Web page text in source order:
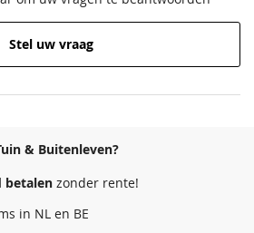
Stel uw vraag
& Buitenleven?
betalen zonder rente!
in NL en BE